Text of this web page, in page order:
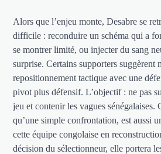
Alors que l’enjeu monte, Desabre se
difficile : reconduire un schéma qui a
se montrer limité, ou injecter du sang
surprise. Certains supporters suggèrent
repositionnement tactique avec une
pivot plus défensif. L’objectif : ne pas
jeu et contenir les vagues sénégalaises.
qu’une simple confrontation, est aussi
cette équipe congolaise en
décision du sélectionneur, elle portera